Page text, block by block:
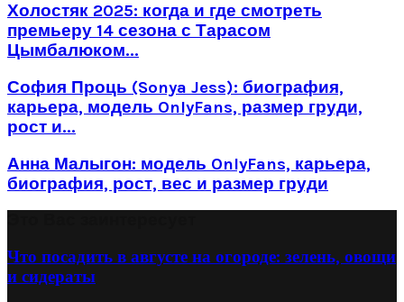
Холостяк 2025: когда и где смотреть
премьеру 14 сезона с Тарасом
Цымбалюком...
София Проць (Sonya Jess): биография,
карьера, модель OnlyFans, размер груди,
рост и...
Анна Малыгон: модель OnlyFans, карьера,
биография, рост, вес и размер груди
Что посадить в августе на огороде: зелень, овощи
и сидераты